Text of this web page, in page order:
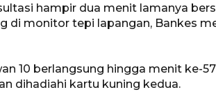
hampir dua menit lamanya
di monitor tepi lapangan, Bankes
10 berlangsung hingga menit ke-
dihadiahi kartu kuning kedua.